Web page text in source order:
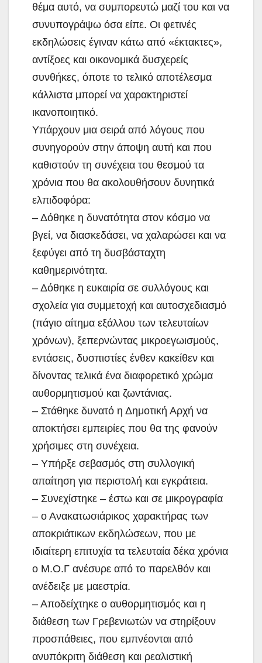
θέμα αυτό, να συμπορευτώ μαζί του και να
συνυπογράψω όσα είπε. Οι φετινές
εκδηλώσεις έγιναν κάτω από «έκτακτες»,
αντίξοες και οικονομικά δυσχερείς
συνθήκες, όποτε το τελικό αποτέλεσμα
κάλλιστα μπορεί να χαρακτηριστεί
ικανοποιητικό.
Υπάρχουν μια σειρά από λόγους που
συνηγορούν στην άποψη αυτή και που
καθιστούν τη συνέχεια του θεσμού τα
χρόνια που θα ακολουθήσουν δυνητικά
ελπιδοφόρα:
– Δόθηκε η δυνατότητα στον κόσμο να
βγεί, να διασκεδάσει, να χαλαρώσει και να
ξεφύγει από τη δυσβάσταχτη
καθημερινότητα.
– Δόθηκε η ευκαιρία σε συλλόγους και
σχολεία για συμμετοχή και αυτοσχεδιασμό
(πάγιο αίτημα εξάλλου των τελευταίων
χρόνων), ξεπερνώντας μικροεγωισμούς,
εντάσεις, δυσπιστίες ένθεν κακείθεν και
δίνοντας τελικά ένα διαφορετικό χρώμα
αυθορμητισμού και ζωντάνιας.
– Στάθηκε δυνατό η Δημοτική Αρχή να
αποκτήσει εμπειρίες που θα της φανούν
χρήσιμες στη συνέχεια.
– Υπήρξε σεβασμός στη συλλογική
απαίτηση για περιστολή και εγκράτεια.
– Συνεχίστηκε – έστω και σε μικρογραφία
– ο Ανακατωσιάρικος χαρακτήρας των
αποκριάτικων εκδηλώσεων, που με
ιδιαίτερη επιτυχία τα τελευταία δέκα χρόνια
ο Μ.Ο.Γ ανέσυρε από το παρελθόν και
ανέδειξε με μαεστρία.
– Αποδείχτηκε ο αυθορμητισμός και η
διάθεση των Γρεβενιωτών να στηρίξουν
προσπάθειες, που εμπνέονται από
ανυπόκριτη διάθεση και ρεαλιστική